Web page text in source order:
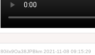
80iIx9Oa38JPBkm 2021-11-08 09:15:29